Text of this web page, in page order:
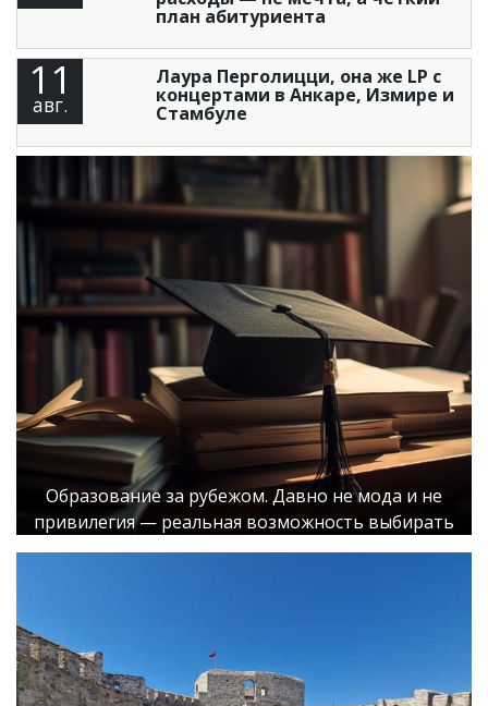
план абитуриента
11
авг.
Лаура Перголицци, она же LP с
концертами в Анкаре, Измире и
Стамбуле
Образование за рубежом. Давно не мода и не
привилегия — реальная возможность выбирать